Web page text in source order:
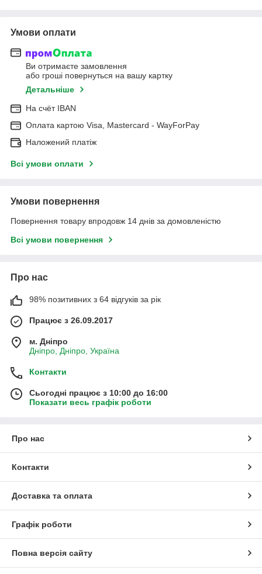
Умови оплати
Ви отримаєте замовлення
або гроші повернуться на вашу картку
Детальніше
На cчёт IBAN
Оплата картою Visa, Mastercard - WayForPay
Наложений платіж
Всі умови оплати
Умови повернення
Повернення товару впродовж 14 днів за домовленістю
Всі умови повернення
Про нас
98% позитивних з 64 відгуків за рік
Працює з 26.09.2017
м. Дніпро
Дніпро, Дніпро, Україна
Контакти
Сьогодні працює з 10:00 до 16:00
Показати весь графік роботи
Про нас
Контакти
Доставка та оплата
Графік роботи
Повна версія сайту